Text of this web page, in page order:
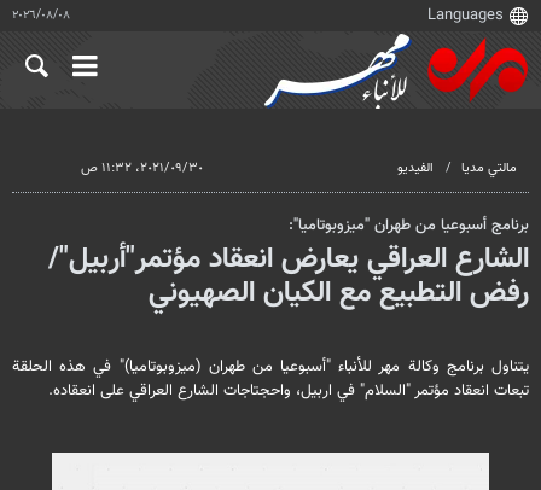
٠٨‏/٠٨‏/٢٠٢٦
مالتي مدیا الفيديو ٣٠‏/٠٩‏/٢٠٢١، ١١:٣٢ ص
برنامج أسبوعيا من طهران "ميزوبوتاميا":
الشارع العراقي يعارض انعقاد مؤتمر"أربيل"/
رفض التطبيع مع الكيان الصهيوني
يتناول برنامج وكالة مهر للأنباء "أسبوعيا من طهران (ميزوبوتاميا)" في هذه الحلقة
تبعات انعقاد مؤتمر "السلام" في اربيل، واحجتاجات الشارع العراقي على انعقاده.